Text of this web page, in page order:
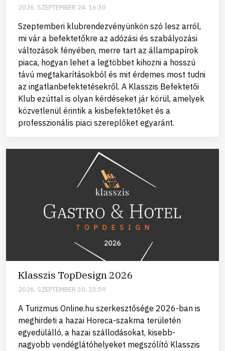
2026. SZEPTEMBER 24. 16:30
Szeptemberi klubrendezvényünkön szó lesz arról,
mi vár a befektetőkre az adózási és szabályozási
változások fényében, merre tart az állampapírok
piaca, hogyan lehet a legtöbbet kihozni a hosszú
távú megtakarításokból és mit érdemes most tudni
az ingatlanbefektetésekről. A Klasszis Befektetői
Klub ezúttal is olyan kérdéseket jár körül, amelyek
közvetlenül érintik a kisbefektetőket és a
professzionális piaci szereplőket egyaránt.
Klasszis TopDesign 2026
2026. SZEPTEMBER 30. 23:59
A Turizmus Online.hu szerkesztősége 2026-ban is
meghirdeti a hazai Horeca-szakma területén
egyedülálló, a hazai szállodásokat, kisebb-
nagyobb vendéglátóhelyeket megszólító Klasszis